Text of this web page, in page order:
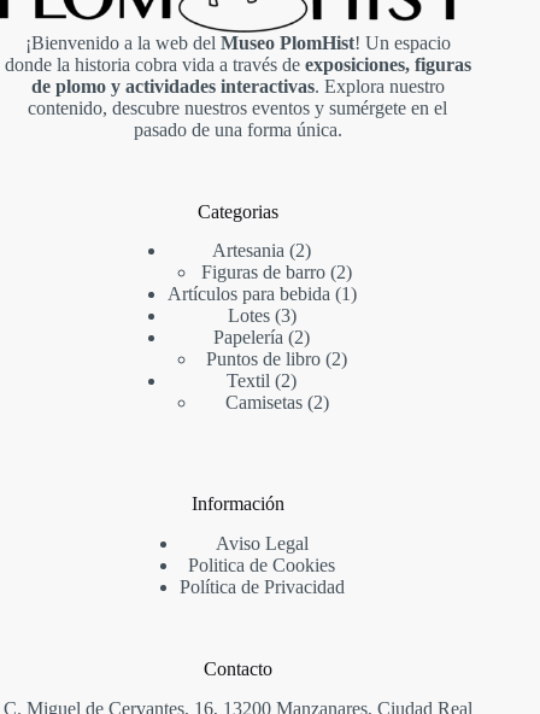
¡Bienvenido a la web del Museo PlomHist! Un espacio
donde la historia cobra vida a través de exposiciones, figuras
de plomo y actividades interactivas. Explora nuestro
contenido, descubre nuestros eventos y sumérgete en el
pasado de una forma única.
Categorias
Artesania 22
productos
Figuras de barro 22
productos
Artículos para bebida 11
Lotes 33
productos
Papelería 22
productos
Puntos de libro 22
Textil 22
productos
Camisetas 22
Información
Aviso Legal
Politica de Cookies
Política de Privacidad
Contacto
C. Miguel de Cervantes, 16, 13200 Manzanares, Ciudad Real